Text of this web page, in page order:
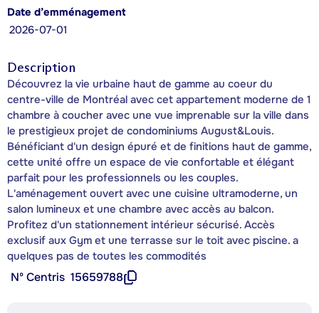
Date d’emménagement
2026-07-01
Description
Découvrez la vie urbaine haut de gamme au coeur du
centre-ville de Montréal avec cet appartement moderne de 1
chambre à coucher avec une vue imprenable sur la ville dans
le prestigieux projet de condominiums August&Louis.
Bénéficiant d'un design épuré et de finitions haut de gamme,
cette unité offre un espace de vie confortable et élégant
parfait pour les professionnels ou les couples.
L'aménagement ouvert avec une cuisine ultramoderne, un
salon lumineux et une chambre avec accès au balcon.
Profitez d'un stationnement intérieur sécurisé. Accès
exclusif aux Gym et une terrasse sur le toit avec piscine. a
quelques pas de toutes les commodités
Nº Centris 15659788